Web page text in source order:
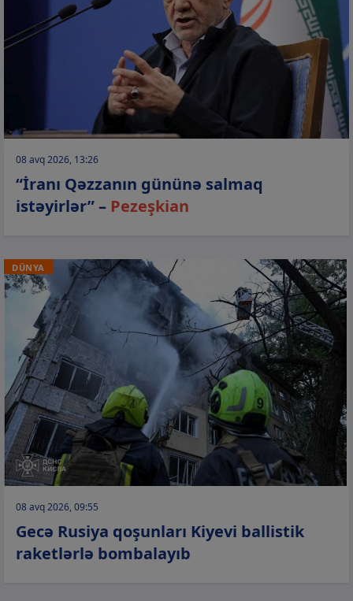
08 avq 2026, 13:26
“İranı Qəzzanın gününə salmaq
istəyirlər” – Pezeşkian
DÜNYA
08 avq 2026, 09:55
Gecə Rusiya qoşunları Kiyevi ballistik
raketlərlə bombalayıb